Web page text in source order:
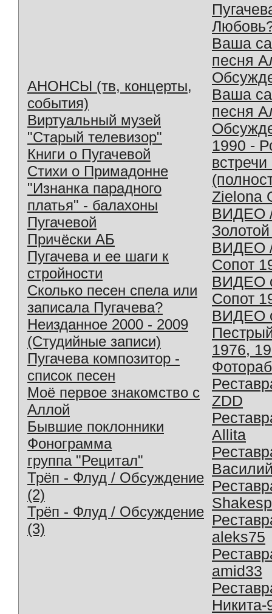
АНОНСЫ (тв, концерты,
события)
Виртуальный музей
"Старый телевизор"
Книги о Пугачевой
Стихи о Примадонне
"Изнанка парадного
платья" - балахоны
Пугачевой
Причёски АБ
Пугачева и ее шаги к
стройности
Сколько песен спела или
записала Пугачева?
Неизданное 2000 - 2009
(Студийные записи)
Пугачева композитор -
список песен
Моё первое знакомство с
Аллой
Бывшие поклонники
Фонограмма
группа "Рецитал"
Трёп - Флуд / Обсуждение
(2)
Трёп - Флуд / Обсуждение
(3)
Ваша
песня
Ваша
песня
1990 -
Zielona
ВИДЕО
ВИДЕО
Сопот
ВИДЕО
Сопот
ВИДЕО
1976,
ZDD
Allita
aleks75
amid33
Никита-